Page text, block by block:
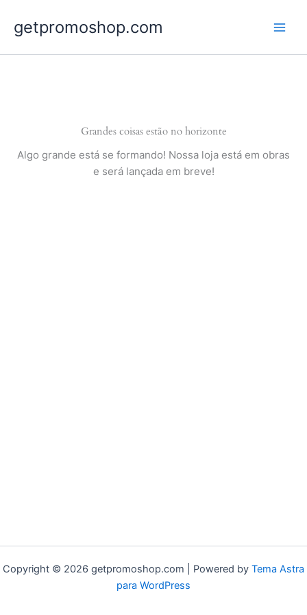
para
conteúdo
getpromoshop.com
Grandes coisas estão no horizonte
Algo grande está se formando! Nossa loja está em obras
e será lançada em breve!
Copyright © 2026 getpromoshop.com | Powered by Tema Astra
para WordPress